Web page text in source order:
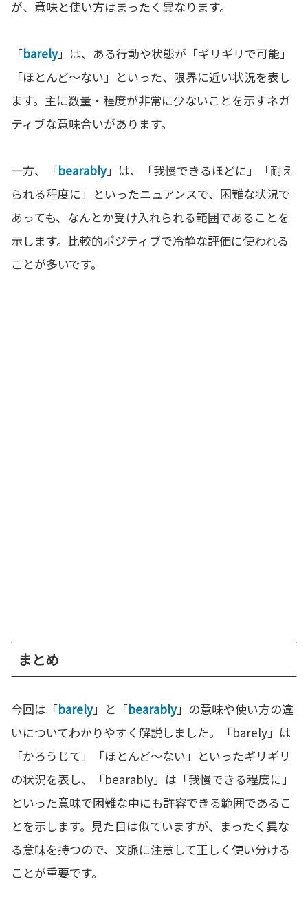
が、意味と使い方はまったく異なります。
「barely」は、ある行動や状態が「ギリギリで可能」
「ほとんど〜ない」といった、限界に近い状況を表し
ます。主に数量・程度が非常に少ないことを示すネガ
ティブな意味合いがあります。
一方、「bearably」は、「我慢できるほどに」「耐え
られる程度に」といったニュアンスで、困難な状況で
あっても、なんとか受け入れられる範囲であることを
示します。比較的ポジティブで冷静な評価に使われる
ことが多いです。
まとめ
今回は「barely」と「bearably」の意味や使い方の違
いについてわかりやすく解説しました。「barely」は
「かろうじて」「ほとんど〜ない」といったギリギリ
の状況を表し、「bearably」は「我慢できる程度に」
といった意味で困難な中にも許容できる範囲であるこ
とを示します。見た目は似ていますが、まったく異な
る意味を持つので、文脈に注意して正しく使い分ける
ことが重要です。